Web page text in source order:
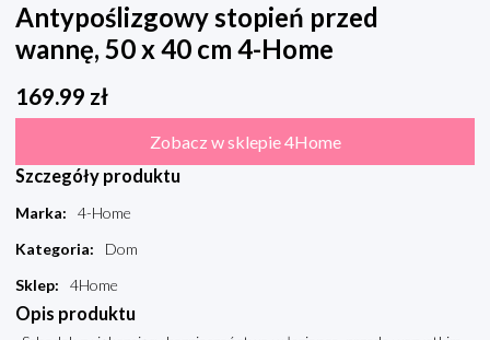
Antypoślizgowy stopień przed
wannę, 50 x 40 cm 4-Home
169.99 zł
Zobacz w sklepie 4Home
Szczegóły produktu
Marka:
4-Home
Kategoria:
Dom
Sklep: 4Home
Opis produktu